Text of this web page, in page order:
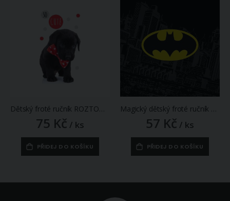
Dětský froté ručník ROZTOMILÉ ŠTĚŃÁTKO, bílá, digitál, 30x50cm
75 Kč / ks
PŘIDEJ DO KOŠÍKU
Magický dětský froté ručník BATMAN, černý, 30x30cm
57 Kč / ks
PŘIDEJ DO KOŠÍKU